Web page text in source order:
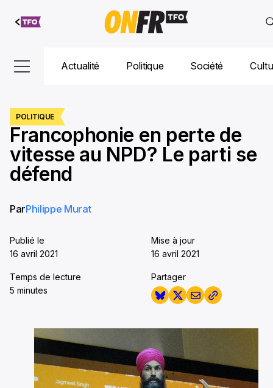
Aller au
contenu
Actualité Politique Société
POLITIQUE
Francophonie en perte de
vitesse au NPD? Le parti se
défend
ParPhilippe Murat
Publié le
16 avril 2021
Mise à jour
16 avril 2021
Temps de lecture
5 minutes
Partager